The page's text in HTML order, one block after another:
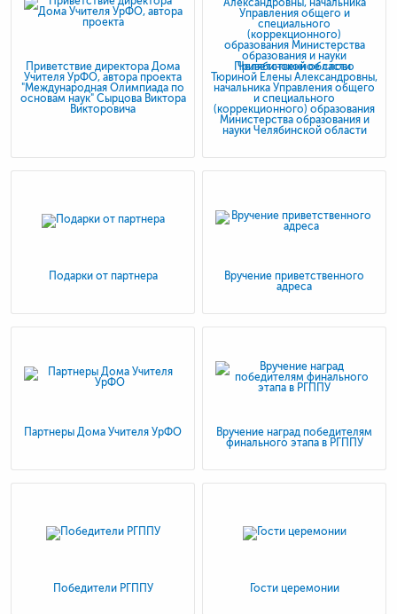
Приветствие директора Дома
Учителя УрФО, автора проекта
"Международная Олимпиада по
основам наук" Сырцова Виктора
Викторовича
Приветственное слово
Тюриной Елены Александровны,
начальника Управления общего
и специального
(коррекционного) образования
Министерства образования и
науки Челябинской области
Подарки от партнера
Вручение приветственного
адреса
Партнеры Дома Учителя УрФО
Вручение наград победителям
финального этапа в РГППУ
Победители РГППУ Гости церемонии